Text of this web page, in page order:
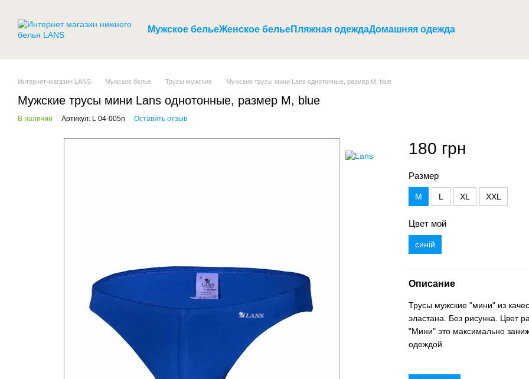
Мужское бельеЖенское бельеПляжная одеждаДомашняя одежда
Интернет-магазин LANS Мужское белье Трусы мужские Мужские трусы мини Lans однотонные, размер M, blue
Мужские трусы мини Lans однотонные, размер M, blue
В наличии Артикул: L 04-005n Оставить отзыв
180 грн
Размер
M L XL XXL
Цвет мой
синій
Описание
Трусы мужские "мини" из
эластана. Без рисунка. Цвет
"Мини" это максимально
одеждой